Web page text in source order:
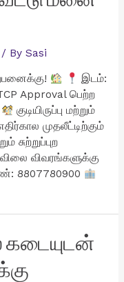
/ By Sasi
இடம்:
Approval பெற்ற
குடியிருப்பு மற்றும்
முதலீட்டிற்கும்
சுற்றுப்புற
விலை விவரங்களுக்கு
8807780900
கடையுடன்